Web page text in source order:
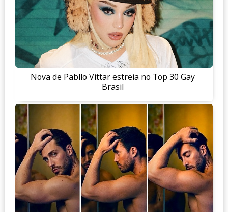
Nova de Pabllo Vittar estreia no Top 30 Gay
Brasil